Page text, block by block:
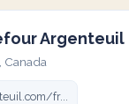
Argenteuil
Canada
fr...